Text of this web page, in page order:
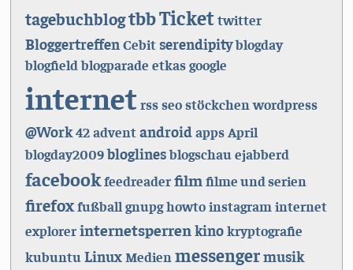
tagebuchblogtbbTickettwitter
BloggertreffenCebitserendipityblogday
blogfield blogparade etkasgoogle
internet rssseostöckchen wordpress
@Work42adventandroidappsApril
blogday2009bloglinesblogschauejabberd
facebookfeedreaderfilm filme und serien
firefoxfußball gnupghowtoinstagram internet
explorerinternetsperren kinokryptografie
kubuntuLinuxMedien messengermusik